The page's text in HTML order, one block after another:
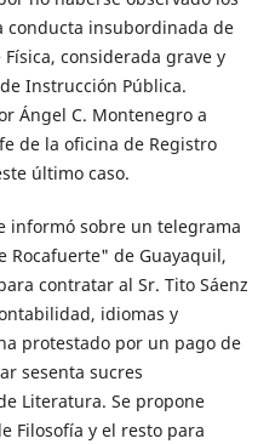
conducta insubordinada de
considerada grave y
Instrucción Pública.
Ángel C. Montenegro a
de la oficina de Registro
último caso.
informó sobre un telegrama
Rocafuerte" de Guayaquil,
contratar al Sr. Tito Sáenz
idiomas y
protestado por un pago de
sesenta sucres
Literatura. Se propone
Filosofía y el resto para